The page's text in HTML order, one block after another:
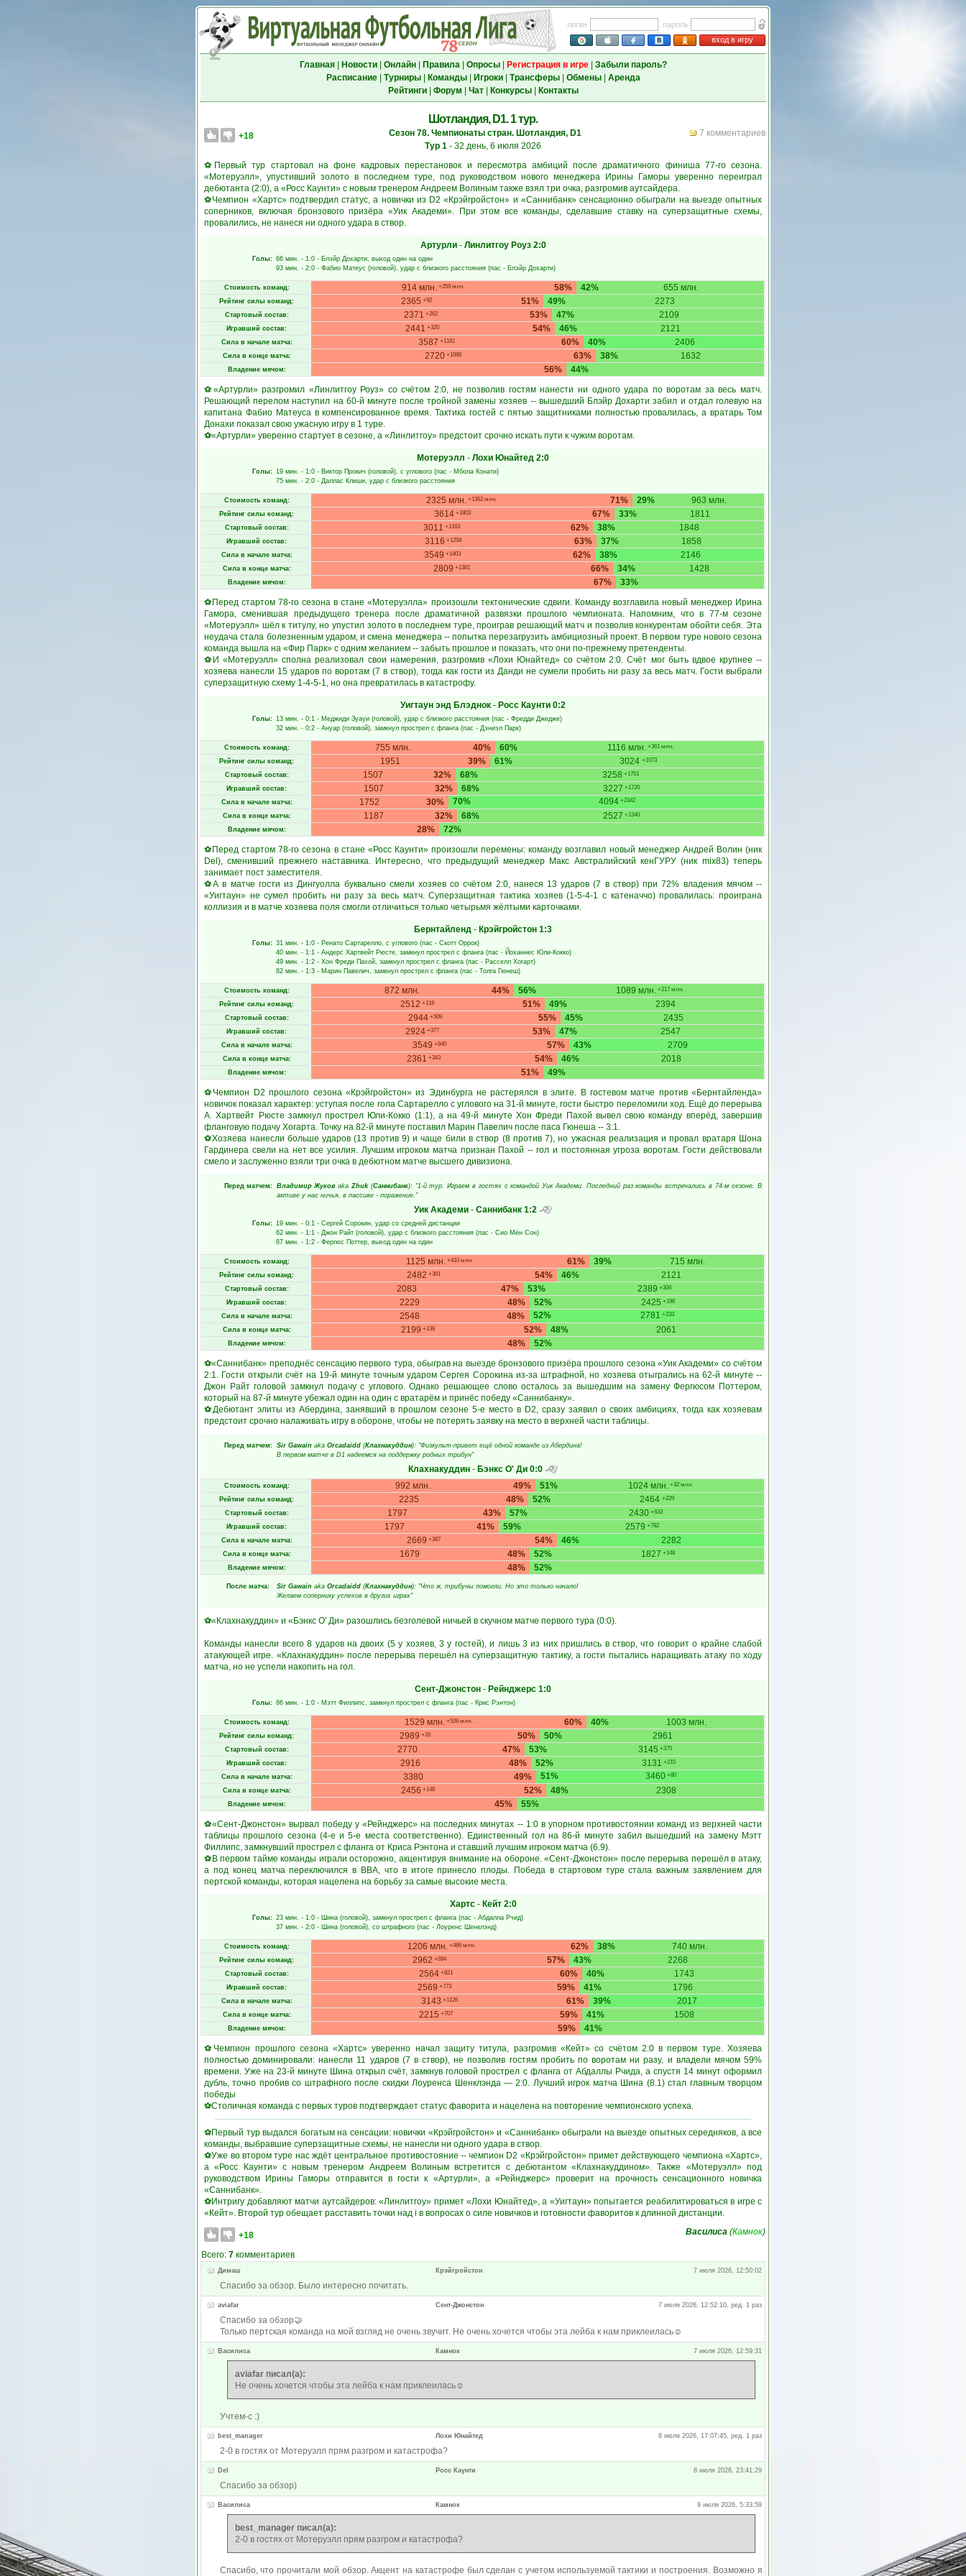
логин
пароль
вход в игру
Главная| Новости| Онлайн| Правила| Опросы| Регистрация в игре| Забыли пароль?
Расписание| Турниры| Команды| Игроки| Трансферы| Обмены| Аренда
Рейтинги| Форум Чат| Конкурсы| Контакты
Шотландия, D1. 1 тур.
+18 7 комментариев
Сезон 78. Чемпионаты стран. Шотландия, D1
Тур 1 - 32 день, 6 июля 2026
⚽Первый тур стартовал на фоне кадровых перестановок и пересмотра амбиций после драматичного финиша 77-го сезона.
«Мотеруэлл», упустивший золото в последнем туре, под руководством нового менеджера Ирины Гаморы уверенно переиграл
дебютанта (2:0), а «Росс Каунти» с новым тренером Андреем Волиным также взял три очка, разгромив аутсайдера.
⚽Чемпион «Хартс» подтвердил статус, а новички из D2 «Крэйгройстон» и «Саннибанк» сенсационно обыграли на выезде опытных
соперников, включая бронзового призёра «Уик Академи». При этом все команды, сделавшие ставку на суперзащитные схемы,
провалились, не нанеся ни одного удара в створ.
Артурли- Линлитгоу Роуз 2:0
Голы: 66 мин. - 1:0 - Блэйр Дохарти, выход один на один
93 мин. - 2:0 - Фабио Матеус (головой), удар с близкого расстояния (пас - Блэйр Дохарти)
Стоимость команд: 58%
914 млн. +259 млн. 42% 655 млн.
Рейтинг силы команд: 51%
2365 +92 49% 2273
Стартовый состав: 53%
2371 +262 47% 2109
Игравший состав: 54%
2441 +320 46% 2121
Сила в начале матча: 60%
3587 +1181 40% 2406
Сила в конце матча: 63%
2720+1088 38% 1632
Владение мячом: 56%
44%
⚽«Артурли» разгромил «Линлитгоу Роуз» со счётом 2:0, не позволив гостям нанести ни одного удара по воротам за весь матч.
Решающий перелом наступил на 60-й минуте после тройной замены хозяев -- вышедший Блэйр Дохарти забил и отдал голевую на
капитана Фабио Матеуса в компенсированное время. Тактика гостей с пятью защитниками полностью провалилась, а вратарь Том
Донахи показал свою ужасную игру в 1 туре.
⚽«Артурли» уверенно стартует в сезоне, а «Линлитгоу» предстоит срочно искать пути к чужим воротам.
Мотеруэлл - Лохи Юнайтед 2:0
Голы: 19 мин. - 1:0 - Виктор Прокич (головой), с углового (пас - Мбола Конати)
75 мин. - 2:0 - Даллас Клиши, удар с близкого расстояния
Стоимость команд: 71%
2325 млн. +1362 млн. 29% 963 млн.
Рейтинг силы команд: 67%
3614 +1803 33% 1811
Стартовый состав: 62%
3011 +1163 38% 1848
Игравший состав: 63%
3116 +1258 37% 1858
Сила в начале матча: 62%
3549 +1403 38% 2146
Сила в конце матча: 66%
2809 +1381 34% 1428
Владение мячом: 67%
33%
⚽Перед стартом 78-го сезона в стане «Мотеруэлла» произошли тектонические сдвиги. Команду возглавила новый менеджер Ирина
Гамора, сменившая предыдущего тренера после драматичной развязки прошлого чемпионата. Напомним, что в 77-м сезоне
«Мотеруэлл» шёл к титулу, но упустил золото в последнем туре, проиграв решающий матч и позволив конкурентам обойти себя. Эта
неудача стала болезненным ударом, и смена менеджера -- попытка перезагрузить амбициозный проект. В первом туре нового сезона
команда вышла на «Фир Парк» с одним желанием -- забыть прошлое и показать, что они по-прежнему претенденты.
⚽И «Мотеруэлл» сполна реализовал свои намерения, разгромив «Лохи Юнайтед» со счётом 2:0. Счёт мог быть вдвое крупнее --
хозяева нанесли 15 ударов по воротам (7 в створ), тогда как гости из Данди не сумели пробить ни разу за весь матч. Гости выбрали
суперзащитную схему 1-4-5-1, но она превратилась в катастрофу.
Уигтаун энд Блэднок - Росс Каунти 0:2
Голы: 13 мин. - 0:1 - Меджиди Зуауи (головой), удар с близкого расстояния (пас - Фредди Джедже)
32 мин. - 0:2 - Ануар (головой), замкнул прострел с фланга (пас - Дэниэл Парк)
Стоимость команд: 40%
755 млн. 60% 1116 млн. +361 млн.
Рейтинг силы команд: 39%
1951 61% 3024 +1073
Стартовый состав: 32%
1507 68% 3258 +1751
Игравший состав: 32%
1507 68% 3227 +1720
Сила в начале матча: 30%
1752 70% 4094 +2342
Сила в конце матча: 32%
1187 68% 2527 +1340
Владение мячом: 28%
72%
⚽Перед стартом 78-го сезона в стане «Росс Каунти» произошли перемены: команду возглавил новый менеджер Андрей Волин (ник
Del), сменивший прежнего наставника. Интересно, что предыдущий менеджер Макс Австралийский кенГУРУ (ник mix83) теперь
занимает пост заместителя.
⚽А в матче гости из Дингуолла буквально смели хозяев со счётом 2:0, нанеся 13 ударов (7 в створ) при 72% владения мячом --
«Уигтаун» не сумел пробить ни разу за весь матч. Суперзащитная тактика хозяев (1-5-4-1 с катеначчо) провалилась: проиграна
коллизия и в матче хозяева поля смогли отличиться только четырьмя жёлтыми карточками.
Бернтайленд - Крэйгройстон 1:3
Голы: 31 мин. - 1:0 - Ренато Сартарелло, с углового (пас - Скотт Оррок)
40 мин. - 1:1 - Андерс Хартвейт Рюсте, замкнул прострел с фланга (пас - Йоханнес Юли-Кокко)
49 мин. - 1:2 - Хон Фреди Пахой, замкнул прострел с фланга (пас - Расселл Хогарт)
82 мин. - 1:3 - Марин Павелич, замкнул прострел с фланга (пас - Толга Гюнеш)
Стоимость команд: 44%
872 млн. 56% 1089 млн. +217 млн.
Рейтинг силы команд: 51%
2512 +118 49% 2394
Стартовый состав: 55%
2944 +509 45% 2435
Игравший состав: 53%
2924 +377 47% 2547
Сила в начале матча: 57%
3549 +840 43% 2709
Сила в конце матча: 54%
2361 +343 46% 2018
Владение мячом: 51%
49%
⚽Чемпион D2 прошлого сезона «Крэйгройстон» из Эдинбурга не растерялся в элите. В гостевом матче против «Бернтайленда»
новичок показал характер: уступая после гола Сартарелло с углового на 31-й минуте, гости быстро переломили ход. Ещё до перерыва
А. Хартвейт Рюсте замкнул прострел Юли-Кокко (1:1), а на 49-й минуте Хон Фреди Пахой вывел свою команду вперёд, завершив
фланговую подачу Хогарта. Точку на 82-й минуте поставил Марин Павелич после паса Гюнеша -- 3:1.
⚽Хозяева нанесли больше ударов (13 против 9) и чаще били в створ (8 против 7), но ужасная реализация и провал вратаря Шона
Гардинера свели на нет все усилия. Лучшим игроком матча признан Пахой -- гол и постоянная угроза воротам. Гости действовали
смело и заслуженно взяли три очка в дебютном матче высшего дивизиона.
Перед матчем: Владимир Жуков aka Zhuk (Саннибанк): "1-й тур. Играем в гостях с командой Уик Академи. Последний раз команды встречались в 74-м сезоне. В
активе у нас ничья, в пассиве - поражение."
Уик Академи - Саннибанк 1:2
Голы: 19 мин. - 0:1 - Сергей Сорокин, удар со средней дистанции
62 мин. - 1:1 - Джон Райт (головой), удар с близкого расстояния (пас - Сио Мён Сон)
87 мин. - 1:2 - Фергюс Поттер, выход один на один
Стоимость команд: 61%
1125 млн. +410 млн. 39% 715 млн.
Рейтинг силы команд: 54%
2482 +361 46% 2121
Стартовый состав: 47%
2083 53% 2389 +306
Игравший состав: 48%
2229 52% 2425 +196
Сила в начале матча: 48%
2548 52% 2781 +233
Сила в конце матча: 52%
2199 +138 48% 2061
Владение мячом: 48%
52%
⚽«Саннибанк» преподнёс сенсацию первого тура, обыграв на выезде бронзового призёра прошлого сезона «Уик Академи» со счётом
2:1. Гости открыли счёт на 19-й минуте точным ударом Сергея Сорокина из-за штрафной, но хозяева отыгрались на 62-й минуте --
Джон Райт головой замкнул подачу с углового. Однако решающее слово осталось за вышедшим на замену Фергюсом Поттером,
который на 87-й минуте убежал один на один с вратарём и принёс победу «Саннибанку».
⚽Дебютант элиты из Абердина, занявший в прошлом сезоне 5-е место в D2, сразу заявил о своих амбициях, тогда как хозяевам
предстоит срочно налаживать игру в обороне, чтобы не потерять заявку на место в верхней части таблицы.
Перед матчем: Sir Gawain aka Orcadaidd (Клахнакуддин): "Физкульт-привет ещё одной команде из Абердина!
В первом матче в D1 надеемся на поддержку родных трибун"
Клахнакуддин - Бэнкс О' Ди 0:0
Стоимость команд: 49%
992 млн. 51% 1024 млн. +32 млн.
Рейтинг силы команд: 48%
2235 52% 2464 +229
Стартовый состав: 43%
1797 57% 2430+633
Игравший состав: 41%
1797 59% 2579 +782
Сила в начале матча: 54%
2669 +387 46% 2282
Сила в конце матча: 48%
1679 52% 1827 +148
Владение мячом: 48% 52%
После матча: Sir Gawain aka Orcadaidd (Клахнакуддин): "Что ж, трибуны помогли. Но это только начало!
Желаем сопернику успехов в других играх"
⚽«Клахнакуддин» и «Бэнкс О' Ди» разошлись безголевой ничьей в скучном матче первого тура (0:0).
Команды нанесли всего 8 ударов на двоих (5 у хозяев, 3 у гостей), и лишь 3 из них пришлись в створ, что говорит о крайне слабой
атакующей игре. «Клахнакуддин» после перерыва перешёл на суперзащитную тактику, а гости пытались наращивать атаку по ходу
матча, но не успели накопить на гол.
Сент-Джонстон - Рейнджерс 1:0
Голы: 86 мин. - 1:0 - Мэтт Филлипс, замкнул прострел с фланга (пас - Крис Рэнтон)
Стоимость команд: 60%
1529 млн. +526 млн. 40% 1003 млн.
Рейтинг силы команд: 50%
2989 +28 50% 2961
Стартовый состав: 47%
2770 53% 3145 +375
Игравший состав: 48%
2916 52% 3131 +215
Сила в начале матча: 49%
3380 51% 3460 +80
Сила в конце матча: 52%
2456 +148 48% 2308
Владение мячом: 45%
55%
⚽«Сент-Джонстон» вырвал победу у «Рейнджерс» на последних минутах -- 1:0 в упорном противостоянии команд из верхней части
таблицы прошлого сезона (4-е и 5-е места соответственно). Единственный гол на 86-й минуте забил вышедший на замену Мэтт
Филлипс, замкнувший прострел с фланга от Криса Рэнтона и ставший лучшим игроком матча (6.9).
⚽В первом тайме команды играли осторожно, акцентируя внимание на обороне. «Сент-Джонстон» после перерыва перешёл в атаку,
а под конец матча переключился в ВВА, что в итоге принесло плоды. Победа в стартовом туре стала важным заявлением для
пертской команды, которая нацелена на борьбу за самые высокие места.
Хартс- Кейт 2:0
Голы: 23 мин. - 1:0 - Шина (головой), замкнул прострел с фланга (пас - Абдалла Рчид)
37 мин. - 2:0 - Шина (головой), со штрафного (пас - Лоуренс Шенклэнд)
Стоимость команд: 62%
1206 млн. +466 млн. 38% 740 млн.
Рейтинг силы команд: 57%
2962 +694 43% 2268
Стартовый состав: 60%
2564 +821 40% 1743
Игравший состав: 59%
2569 +773 41% 1796
Сила в начале матча: 61%
3143 +1126 39% 2017
Сила в конце матча: 59%
2215 +707 41% 1508
Владение мячом: 59%
41%
⚽Чемпион прошлого сезона «Хартс» уверенно начал защиту титула, разгромив «Кейт» со счётом 2:0 в первом туре. Хозяева
полностью доминировали: нанесли 11 ударов (7 в створ), не позволив гостям пробить по воротам ни разу, и владели мячом 59%
времени. Уже на 23-й минуте Шина открыл счёт, замкнув головой прострел с фланга от Абдаллы Рчида, а спустя 14 минут оформил
дубль, точно пробив со штрафного после скидки Лоуренса Шенклэнда — 2:0. Лучший игрок матча Шина (8.1) стал главным творцом
победы
⚽Столичная команда с первых туров подтверждает статус фаворита и нацелена на повторение чемпионского успеха.
⚽Первый тур выдался богатым на сенсации: новички «Крэйгройстон» и «Саннибанк» обыграли на выезде опытных середняков, а все
команды, выбравшие суперзащитные схемы, не нанесли ни одного удара в створ.
⚽Уже во втором туре нас ждёт центральное противостояние -- чемпион D2 «Крэйгройстон» примет действующего чемпиона «Хартс»,
а «Росс Каунти» с новым тренером Андреем Волиным встретится с дебютантом «Клахнакуддином». Также «Мотеруэлл» под
руководством Ирины Гаморы отправится в гости к «Артурли», а «Рейнджерс» проверит на прочность сенсационного новичка
«Саннибанк».
⚽Интригу добавляют матчи аутсайдеров: «Линлитгоу» примет «Лохи Юнайтед», а «Уигтаун» попытается реабилитироваться в игре с
«Кейт». Второй тур обещает расставить точки над i в вопросах о силе новичков и готовности фаворитов к длинной дистанции.
+18 Василиса (Камнок)
Всего: 7 комментариев
Димаш Крэйгройстон 7 июля 2026, 12:50:02
Спасибо за обзор. Было интересно почитать.
aviafar Сент-Джонстон 7 июля 2026, 12:52:10, ред. 1 раз
Спасибо за обзор🤝
Только пертская команда на мой взгляд не очень звучит. Не очень хочется чтобы эта лейба к нам приклеилась☺️
Василиса Камнок 7 июля 2026, 12:59:31
aviafar писал(а):
Не очень хочется чтобы эта лейба к нам приклеилась☺️
Учтем-с :)
best_manager Лохи Юнайтед 8 июля 2026, 17:07:45, ред. 1 раз
2-0 в гостях от Мотеруэлл прям разгром и катастрофа?
Del Росс Каунти 8 июля 2026, 23:41:29
Спасибо за обзор)
Василиса Камнок 9 июля 2026, 5:33:59
best_manager писал(а):
2-0 в гостях от Мотеруэлл прям разгром и катастрофа?
Спасибо, что прочитали мой обзор. Акцент на катастрофе был сделан с учетом используемой тактики и построения. Возможно я